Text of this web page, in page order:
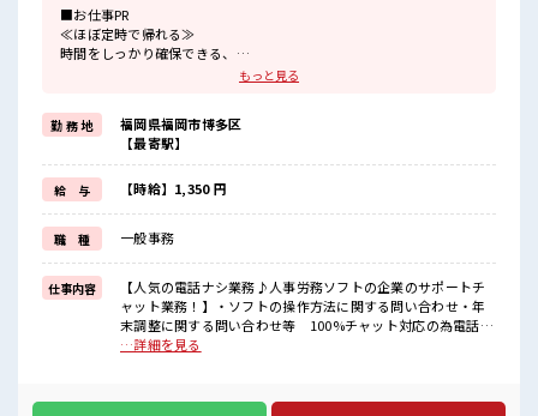
■お仕事PR
≪ほぼ定時で帰れる≫
時間をしっかり確保できる、
≪女性も活躍中の職場≫
もちろん男性の応募もOKですよ！
≪週休2日制≫
週末は家族や友人と一緒にプライベート満喫！
≪ヘアカラーOKで自由な雰囲気の職場≫
明るすぎたり奇抜でなければ基本的に自由！
(規定有)≪自分に向いている仕事が探せる≫
困った事などがあれば、
担当がしっかりサポートします！
■職場の雰囲気
女性が多い職場ですが男女は問いません！
応募お待ちしております！
もっと見る
勤 務 地
福岡県福岡市博多区
【最寄駅】
給 与 【時給】1,350 円
職 種 一般事務
仕事内容
【人気の電話ナシ業務♪人事労務ソフトの企業のサポートチ
ャット業務！】・ソフトの操作方法に関する問い合わせ・年
末調整に関する問い合わせ等 100%チャット対応の為電話は
ナシ！ ■お仕事PR ≪ほぼ定時で帰れる≫ 時間をしっかり確保
性の応募もOKですよ！ ≪週休2日制≫ 週末は家族や友人と一
…詳細を見る